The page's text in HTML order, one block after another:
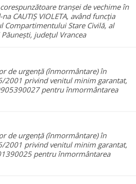
tranșei de vechime în
CAUTIȘ VIOLETA, având funcția
Compartimentului Stare Civilă, al
județul Vrancea
de urgență (înmormântare) în
2001 privind venitul minim garantat,
pentru înmormântarea
de urgență (înmormântare) în
2001 privind venitul minim garantat,
pentru înmormântarea